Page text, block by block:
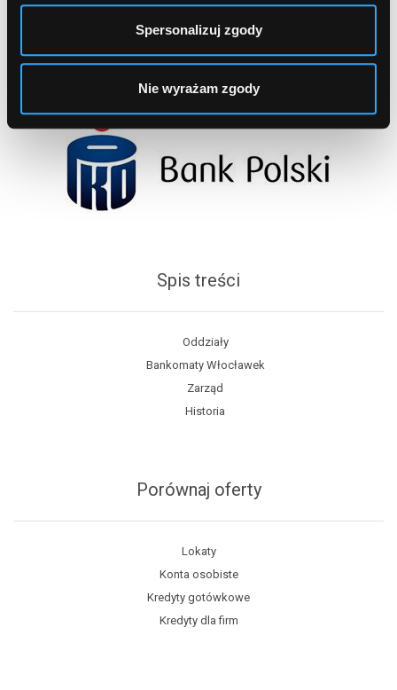
Spersonalizuj zgody
Nie wyrażam zgody
Spis treści
Oddziały
Bankomaty Włocławek
Zarząd
Historia
Porównaj oferty
Lokaty
Konta osobiste
Kredyty gotówkowe
Kredyty dla firm